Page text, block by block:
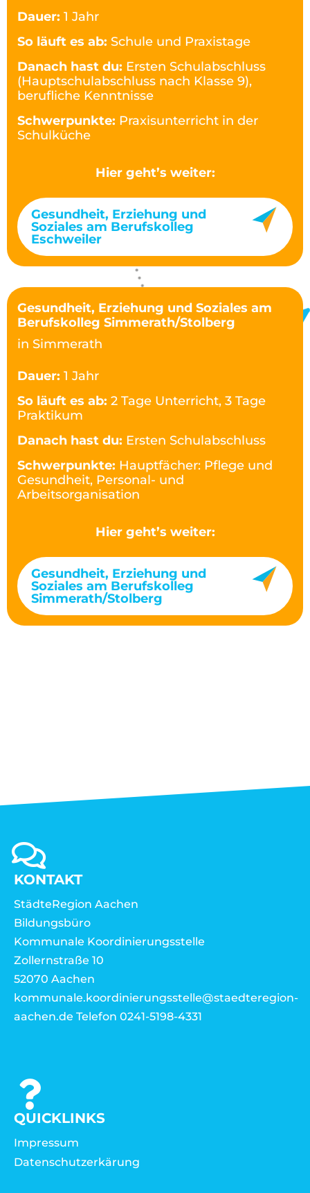
Dauer: 1 Jahr
So läuft es ab: Schule und Praxistage
Danach hast du: Ersten Schulabschluss
(Hauptschulabschluss nach Klasse 9),
berufliche Kenntnisse
Schwerpunkte: Praxisunterricht in der
Schulküche
Hier geht’s weiter:
Gesundheit, Erziehung und
Soziales am Berufskolleg
Eschweiler
Gesundheit, Erziehung und Soziales am
Berufskolleg Simmerath/Stolberg
in Simmerath
Dauer: 1 Jahr
So läuft es ab: 2 Tage Unterricht, 3 Tage
Praktikum
Danach hast du: Ersten Schulabschluss
Schwerpunkte: Hauptfächer: Pflege und
Gesundheit, Personal- und
Arbeitsorganisation
Hier geht’s weiter:
Gesundheit, Erziehung und
Soziales am Berufskolleg
Simmerath/Stolberg
KONTAKT
StädteRegion Aachen
Bildungsbüro
Kommunale Koordinierungsstelle
Zollernstraße 10
52070 Aachen
kommunale.koordinierungsstelle@staedteregion-
aachen.de Telefon 0241-5198-4331
QUICKLINKS
Impressum
Datenschutzerkärung